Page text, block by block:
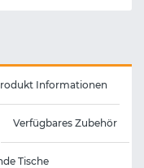
Informationen
Verfügbares Zubehör
Tische